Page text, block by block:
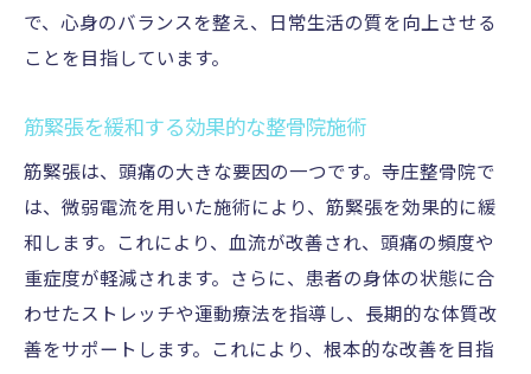
で、心身のバランスを整え、日常生活の質を向上させる
ことを目指しています。
筋緊張を緩和する効果的な整骨院施術
筋緊張は、頭痛の大きな要因の一つです。寺庄整骨院で
は、微弱電流を用いた施術により、筋緊張を効果的に緩
和します。これにより、血流が改善され、頭痛の頻度や
重症度が軽減されます。さらに、患者の身体の状態に合
わせたストレッチや運動療法を指導し、長期的な体質改
善をサポートします。これにより、根本的な改善を目指